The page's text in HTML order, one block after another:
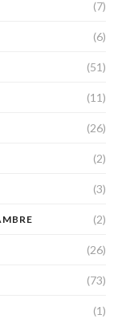
(7)
(6)
(51)
(11)
(26)
(2)
(3)
(2)
(26)
(73)
(1)